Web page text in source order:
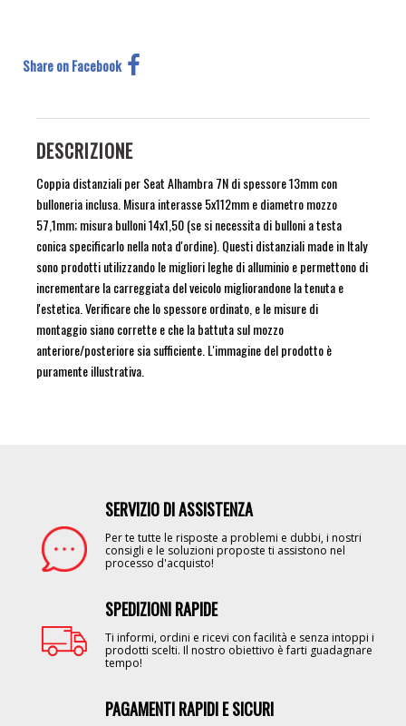
Share on Facebook
DESCRIZIONE
Coppia distanziali per Seat Alhambra 7N di spessore 13mm con
bulloneria inclusa. Misura interasse 5x112mm e diametro mozzo
57,1mm; misura bulloni 14x1,50 (se si necessita di bulloni a testa
conica specificarlo nella nota d'ordine). Questi distanziali made in Italy
sono prodotti utilizzando le migliori leghe di alluminio e permettono di
incrementare la carreggiata del veicolo migliorandone la tenuta e
l'estetica. Verificare che lo spessore ordinato, e le misure di
montaggio siano corrette e che la battuta sul mozzo
anteriore/posteriore sia sufficiente. L'immagine del prodotto è
puramente illustrativa.
SERVIZIO DI ASSISTENZA
Per te tutte le risposte a problemi e dubbi, i nostri
consigli e le soluzioni proposte ti assistono nel
processo d'acquisto!
SPEDIZIONI RAPIDE
Ti informi, ordini e ricevi con facilità e senza intoppi i
prodotti scelti. Il nostro obiettivo è farti guadagnare
tempo!
PAGAMENTI RAPIDI E SICURI